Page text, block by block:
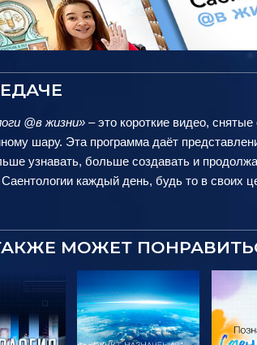
@в жизни» – это короткие видео,
шару. Эта программа даёт
узнавать, больше создавать и
каждый день, будь то в своих
МОЖЕТ